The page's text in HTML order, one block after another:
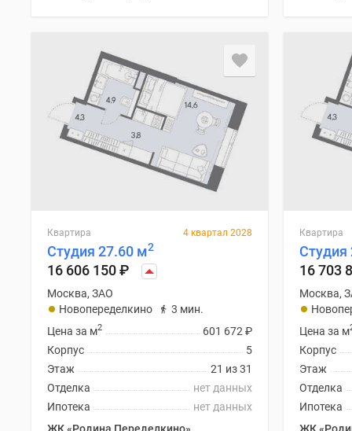
Квартира 4 квартал 2028
Студия 27.60 м2
16 606 150₽
Москва, ЗАО
Новопеределкино
3 мин.
601 672 ₽
Цена за м2
5
Корпус
21 из 31
Этаж
нет данных
Отделка
нет данных
Ипотека
ЖК «Родина Переделкино»
Квартира
Студия
16 703
Москва,
Цена за м
Корпус
Этаж
Отделка
Ипотека
ЖК